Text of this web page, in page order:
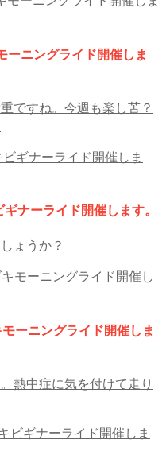
ーニングライド開催しま
ですね。今週も楽し苦？
ナーライド開催します。
ょうか？
ーニングライド開催しま
熱中症に気を付けて走り